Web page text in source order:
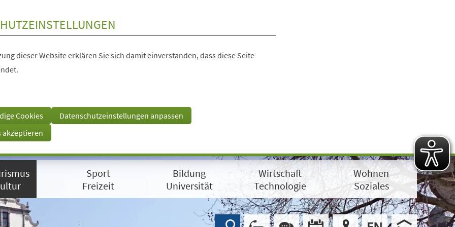
dieser Website erklären Sie sich damit einverstanden, dass diese Seite
Cookies
Datenschutzeinstellungen anpassen
akzeptieren
Sport
Freizeit
Bildung
Universität
Wirtschaft
Technologie
Wohnen
Soziales